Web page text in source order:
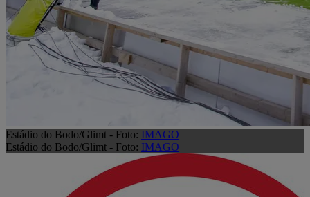
Estádio do Bodo/Glimt - Foto: IMAGO
Estádio do Bodo/Glimt - Foto: IMAGO